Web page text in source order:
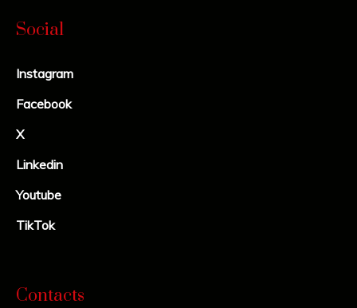
Social
Instagram
Facebook
X
Linkedin
Youtube
TikTok
Contacts